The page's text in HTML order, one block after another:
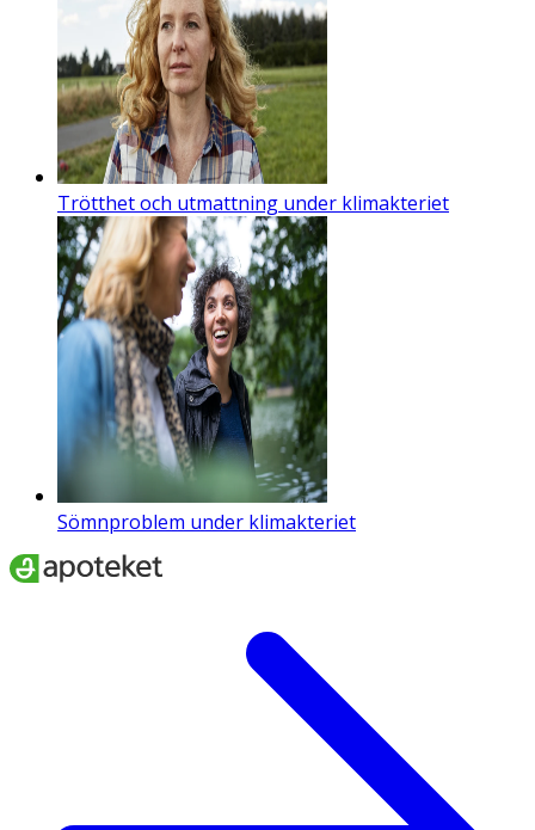
Trötthet och utmattning under klimakteriet
Sömnproblem under klimakteriet